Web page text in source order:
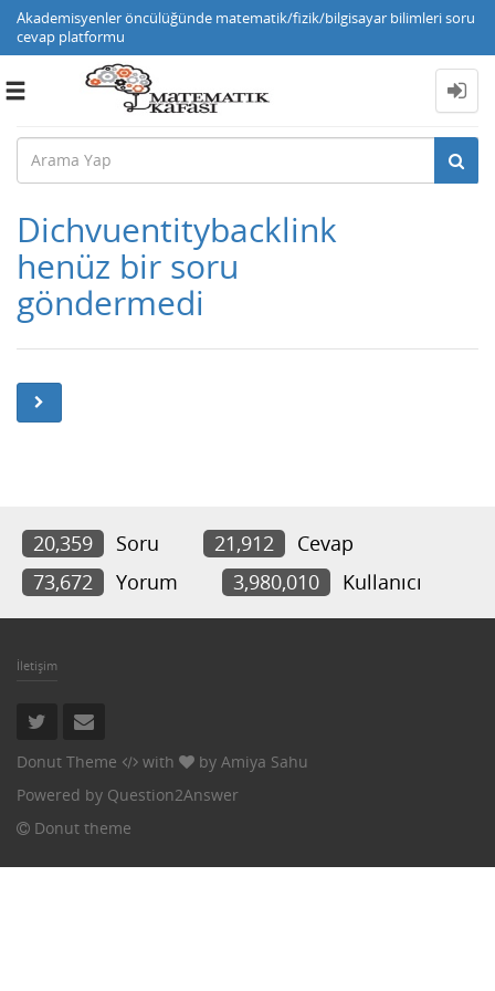
Akademisyenler öncülüğünde matematik/fizik/bilgisayar bilimleri soru
cevap platformu
Toggle
Dichvuentitybacklink
henüz bir soru
göndermedi
20,359 Soru 21,912
Cevap
73,672
Yorum 3,980,010 Kullanıcı
İletişim
Donut Theme with by Amiya Sahu
Powered by Question2Answer
Donut theme